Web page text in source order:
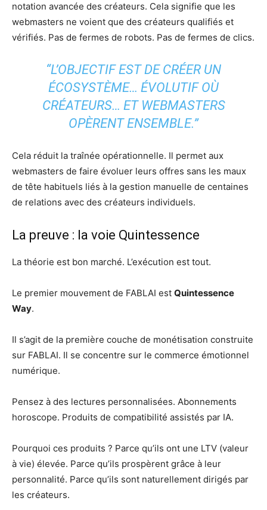
notation avancée des créateurs. Cela signifie que les
webmasters ne voient que des créateurs qualifiés et
vérifiés. Pas de fermes de robots. Pas de fermes de clics.
“L’OBJECTIF EST DE CRÉER UN
ÉCOSYSTÈME… ÉVOLUTIF OÙ
CRÉATEURS… ET WEBMASTERS
OPÈRENT ENSEMBLE.”
Cela réduit la traînée opérationnelle. Il permet aux
webmasters de faire évoluer leurs offres sans les maux
de tête habituels liés à la gestion manuelle de centaines
de relations avec des créateurs individuels.
La preuve : la voie Quintessence
La théorie est bon marché. L’exécution est tout.
Le premier mouvement de FABLAI est Quintessence
Way.
Il s’agit de la première couche de monétisation construite
sur FABLAI. Il se concentre sur le commerce émotionnel
numérique.
Pensez à des lectures personnalisées. Abonnements
horoscope. Produits de compatibilité assistés par IA.
Pourquoi ces produits ? Parce qu’ils ont une LTV (valeur
à vie) élevée. Parce qu’ils prospèrent grâce à leur
personnalité. Parce qu’ils sont naturellement dirigés par
les créateurs.